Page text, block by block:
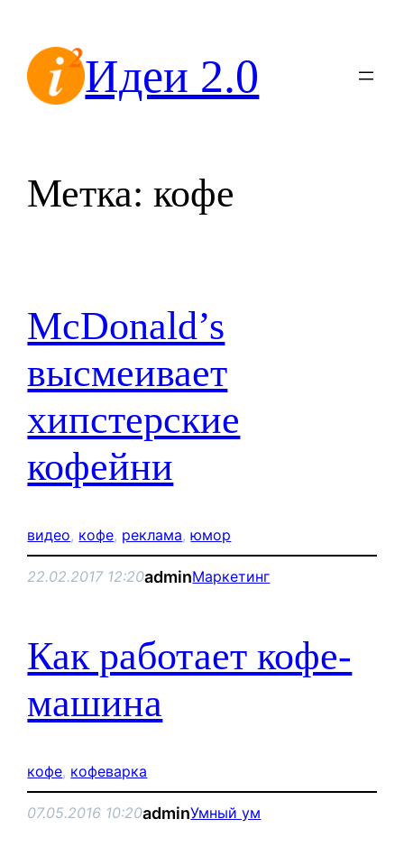
содержимомуИдеи 2.0
Метка:кофе
McDonald’s
высмеивает
хипстерские
кофейни
видео, кофе, реклама, юмор
22.02.2017 12:20adminМаркетинг
Как работает кофе-
машина
кофе, кофеварка
07.05.2016 10:20adminУмный ум